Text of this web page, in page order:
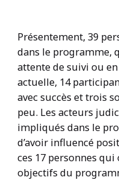
Présentement, 39
dans le programme,
attente de suivi ou en
actuelle, 14
avec succès et trois
peu. Les acteurs
impliqués dans le
d’avoir influencé
ces 17 personnes
objectifs du